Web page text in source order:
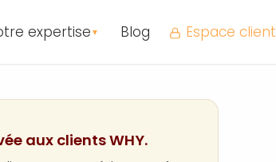
expertise ▼ Blog Espace client
aux clients WHY.